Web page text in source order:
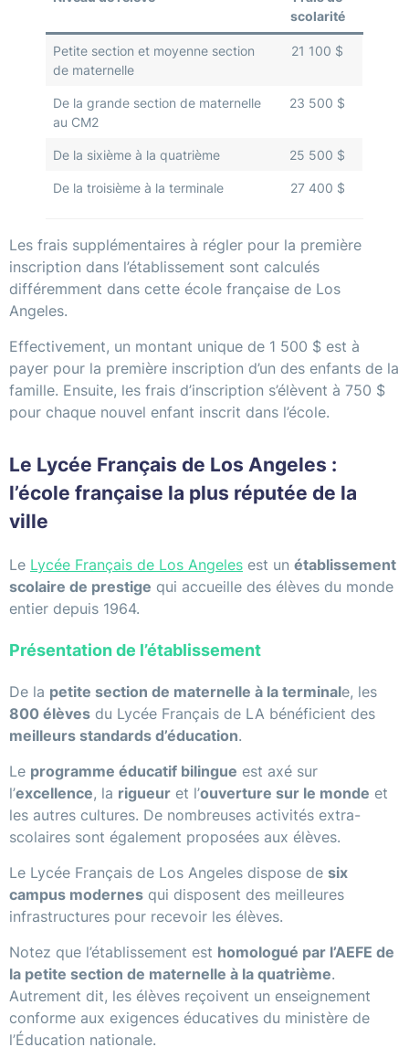
scolarité
Petite section et moyenne section
de maternelle
21 100 $
De la grande section de maternelle
au CM2
23 500 $
De la sixième à la quatrième 25 500 $
De la troisième à la terminale 27 400 $
Les frais supplémentaires à régler pour la première
inscription dans l’établissement sont calculés
différemment dans cette école française de Los
Angeles.
Effectivement, un montant unique de 1 500 $ est à
payer pour la première inscription d’un des enfants de la
famille. Ensuite, les frais d’inscription s’élèvent à 750 $
pour chaque nouvel enfant inscrit dans l’école.
Le Lycée Français de Los Angeles :
l’école française la plus réputée de la
ville
Le Lycée Français de Los Angeles est un établissement
scolaire de prestige qui accueille des élèves du monde
entier depuis 1964.
Présentation de l’établissement
De la petite section de maternelle à la terminale, les
800 élèves du Lycée Français de LA bénéficient des
meilleurs standards d’éducation.
Le programme éducatif bilingue est axé sur
l’excellence, la rigueur et l’ouverture sur le monde et
les autres cultures. De nombreuses activités extra-
scolaires sont également proposées aux élèves.
Le Lycée Français de Los Angeles dispose de six
campus modernes qui disposent des meilleures
infrastructures pour recevoir les élèves.
Notez que l’établissement est homologué par l’AEFE de
la petite section de maternelle à la quatrième.
Autrement dit, les élèves reçoivent un enseignement
conforme aux exigences éducatives du ministère de
l’Éducation nationale.